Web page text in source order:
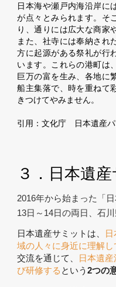
日本海や瀬戸内海沿岸に
が点々とみられます。そ
り、通りには広大な商家
また、社寺には奉納され
方に起源がある祭礼が行
います。これらの港町は
巨万の富を生み、各地に
船主集落で、時を重ねて
きつけてやみません。
引用：文化庁 日本遺産パ
３．日本遺
2016年から始まった「日
13日～14日の両日、石
日本遺産サミットは、
域の人々に身近に理解し
交流を通じて、
日本遺
び研修する という2つの